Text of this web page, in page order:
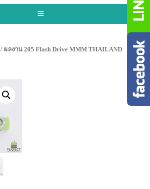
Toggle
/ ผลงาน 205 Flash Drive MMM THAILAND